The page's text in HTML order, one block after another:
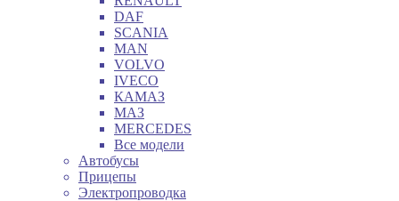
DAF
SCANIA
MAN
VOLVO
IVECO
КАМАЗ
МАЗ
MERCEDES
Все модели
Автобусы
Прицепы
Электропроводка